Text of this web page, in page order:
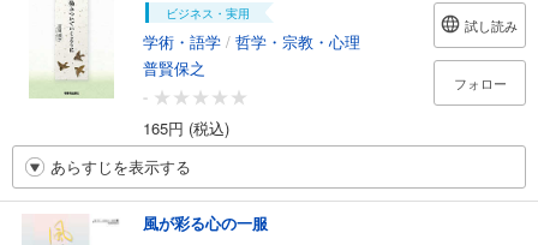
ビジネス・実用
学術・語学 / 哲学・宗教・心理
普賢保之
-
165円 (税込)
試し読み
フォロー
あらすじを表示する
風が彩る心の一服